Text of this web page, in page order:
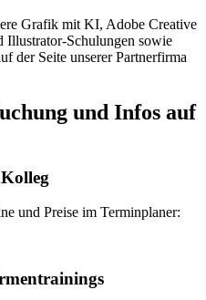
Grafik mit KI, Adobe Creative
Illustrator-Schulungen sowie
der Seite unserer Partnerfirma
und Infos auf
und Preise im Terminplaner: